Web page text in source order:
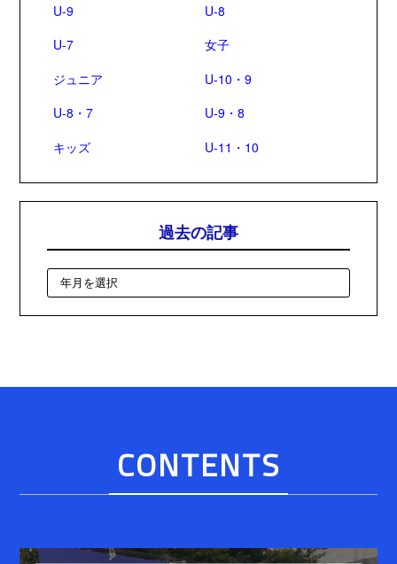
U-9
U-8
U-7
女子
ジュニア
U-10・9
U-8・7
U-9・8
キッズ
U-11・10
過去の記事
CONTENTS